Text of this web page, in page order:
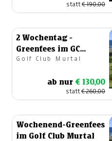
statt€ 190,00
2 Wochentag -
Greenfees im GC
Murtal
Golf Club Murtal
ab nur € 130,00
statt€ 260,00
Wochenend-Greenfees
im Golf Club Murtal